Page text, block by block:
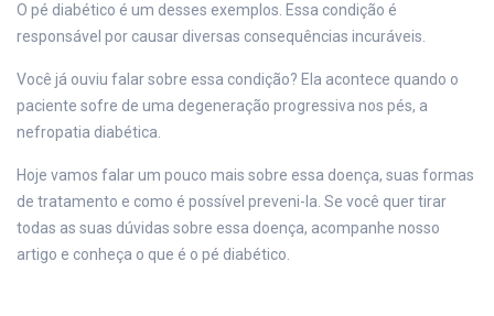
O pé diabético é um desses exemplos. Essa condição é
responsável por causar diversas consequências incuráveis.
Você já ouviu falar sobre essa condição? Ela acontece quando o
paciente sofre de uma degeneração progressiva nos pés, a
nefropatia diabética.
Hoje vamos falar um pouco mais sobre essa doença, suas formas
de tratamento e como é possível preveni-la. Se você quer tirar
todas as suas dúvidas sobre essa doença, acompanhe nosso
artigo e conheça o que é o pé diabético.